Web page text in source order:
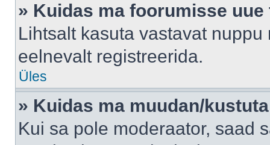
» Kuidas ma foorumisse uue
Lihtsalt kasuta vastavat
eelnevalt registreerida.
Üles
» Kuidas ma muudan/
Kui sa pole moderaator, saad